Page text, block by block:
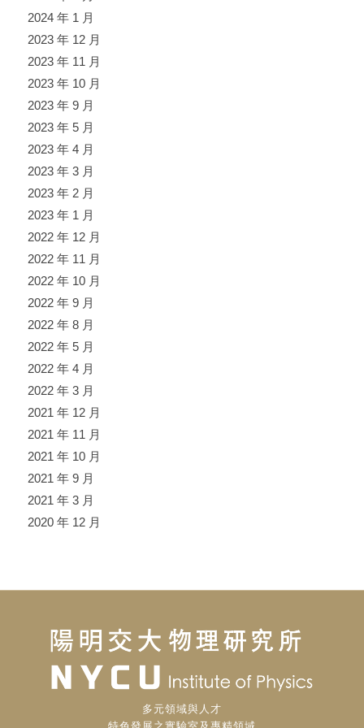
2024 年 1 月
2023 年 12 月
2023 年 11 月
2023 年 10 月
2023 年 9 月
2023 年 5 月
2023 年 4 月
2023 年 3 月
2023 年 2 月
2023 年 1 月
2022 年 12 月
2022 年 11 月
2022 年 10 月
2022 年 9 月
2022 年 8 月
2022 年 5 月
2022 年 4 月
2022 年 3 月
2021 年 12 月
2021 年 11 月
2021 年 10 月
2021 年 9 月
2021 年 3 月
2020 年 12 月
多元領域與人才